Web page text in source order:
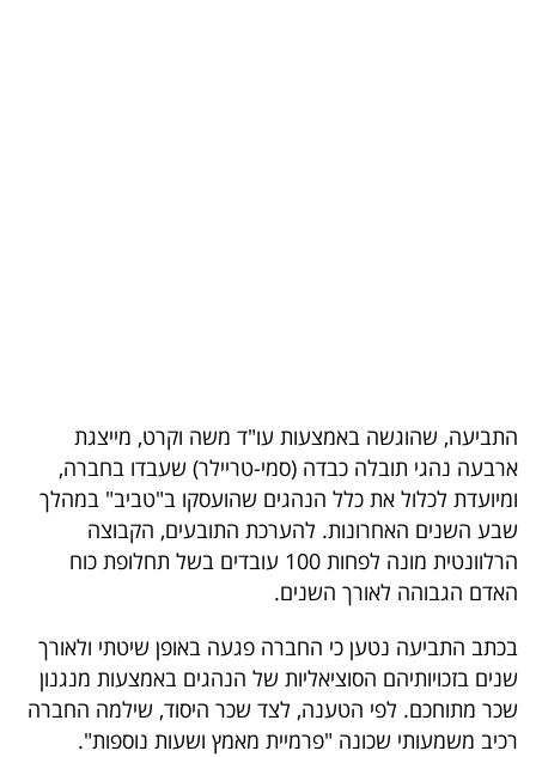
הכלכלי
פודקאסט
40
UNDER
40
שיתופי
התביעה, שהוגשה באמצעות עו"ד משה וקרט, מייצגת
ארבעה נהגי תובלה כבדה (סמי-טריילר) שעבדו בחברה,
ומיועדת לכלול את כלל הנהגים שהועסקו ב"טביב" במהלך
שבע השנים האחרונות. להערכת התובעים, הקבוצה
הרלוונטית מונה לפחות 100 עובדים בשל תחלופת כוח
האדם הגבוהה לאורך השנים.
בכתב התביעה נטען כי החברה פגעה באופן שיטתי ולאורך
שנים בזכויותיהם הסוציאליות של הנהגים באמצעות מנגנון
שכר מתוחכם. לפי הטענה, לצד שכר היסוד, שילמה החברה
רכיב משמעותי שכונה "פרמיית מאמץ ושעות נוספות".